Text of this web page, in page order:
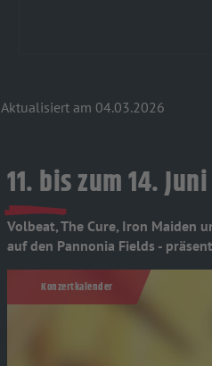
Aktualisiert am 04.03.2026
11. bis zum 14.
Volbeat, The Cure, Iron Maiden
auf den Pannonia Fields -
Konzertkalender